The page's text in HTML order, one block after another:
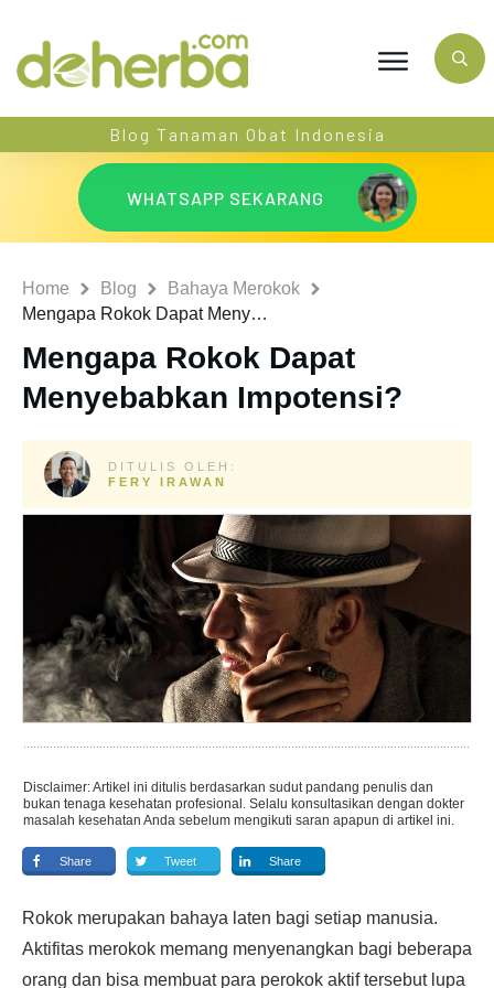
Blog Tanaman Obat Indonesia
WHATSAPP SEKARANG
Home Blog
Bahaya Merokok
Mengapa Rokok Dapat Menyebabkan Impotensi?
Mengapa Rokok Dapat
Menyebabkan Impotensi?
DITULIS OLEH:
FERY IRAWAN
Disclaimer: Artikel ini ditulis berdasarkan sudut pandang penulis dan
bukan tenaga kesehatan profesional. Selalu konsultasikan dengan dokter
masalah kesehatan Anda sebelum mengikuti saran apapun di artikel ini.
Share Tweet Share
Rokok merupakan bahaya laten bagi setiap manusia.
Aktifitas merokok memang menyenangkan bagi beberapa
orang dan bisa membuat para perokok aktif tersebut lupa